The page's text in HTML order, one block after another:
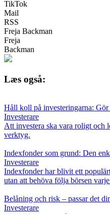
TikTok
Mail
RSS
Freja Backman
Freja
Backman
Læs også:
Håll koll på investeringarna:
Investerare
Att investera ska vara roligt och
verktyg.
Indexfonder som grund: Den
Investerare
Indexfonder har blivit ett
utan att behöva följa börsen
Belåning och risk – passar det
Investerare